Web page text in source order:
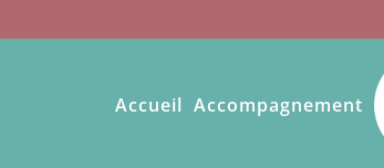
Accueil Accompagnement